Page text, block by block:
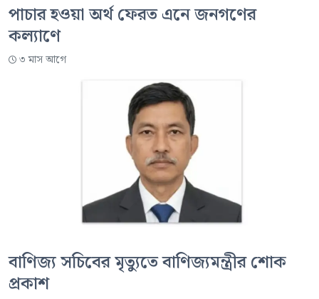
পাচার হওয়া অর্থ ফেরত এনে জনগণের
কল্যাণে
৩ মাস আগে
বাণিজ্য সচিবের মৃত্যুতে বাণিজ্যমন্ত্রীর শোক
প্রকাশ